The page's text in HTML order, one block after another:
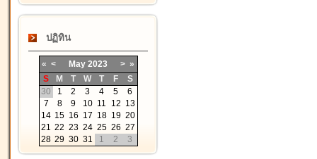
ปฏิทิน
« < May 2023 > »
S
M T W T F
S
30
1 2 3 4 5
6
7
8 9 10 11 12 13
14 15 16 17 18 19 20
21 22 23 24 25 26 27
28 29 30 31 1 2 3